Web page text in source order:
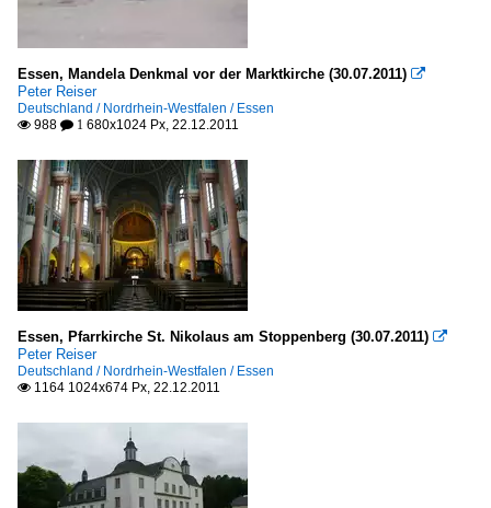
Essen, Mandela Denkmal vor der Marktkirche (30.07.2011) 
Peter Reiser
Deutschland / Nordrhein-Westfalen / Essen
 988  1 680x1024 Px, 22.12.2011
Essen, Pfarrkirche St. Nikolaus am Stoppenberg (30.07.2011) 
Peter Reiser
Deutschland / Nordrhein-Westfalen / Essen
 1164 1024x674 Px, 22.12.2011